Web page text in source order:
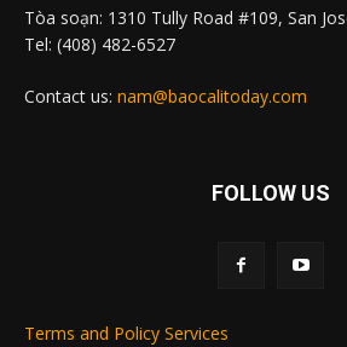
Tòa soạn: 1310 Tully Road #109, San
Tel: (408) 482-6527
Contact us: nam@baocalitoday.com
FOLLOW US
Terms and Policy Services